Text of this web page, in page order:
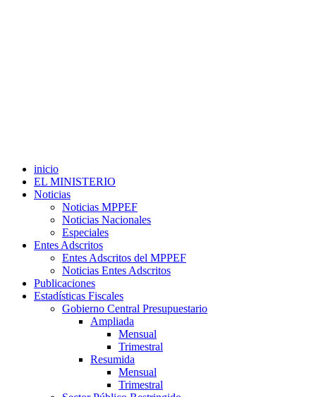
inicio
EL MINISTERIO
Noticias
Noticias MPPEF
Noticias Nacionales
Especiales
Entes Adscritos
Entes Adscritos del MPPEF
Noticias Entes Adscritos
Publicaciones
Estadísticas Fiscales
Gobierno Central Presupuestario
Ampliada
Mensual
Trimestral
Resumida
Mensual
Trimestral